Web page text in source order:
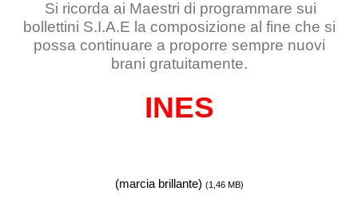
Si ricorda ai Maestri di programmare sui
bollettini S.I.A.E la composizione al fine che si
possa continuare a proporre sempre nuovi
brani gratuitamente.
INES
(marcia brillante) (1,46 MB)